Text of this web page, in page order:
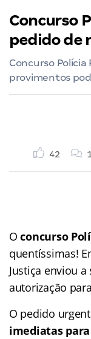
Concurso
pedido de
Concurso
provimentos
42
Oconcurso
quentíssimas!
Justiça enviou
autorização
O pedido
imediatas